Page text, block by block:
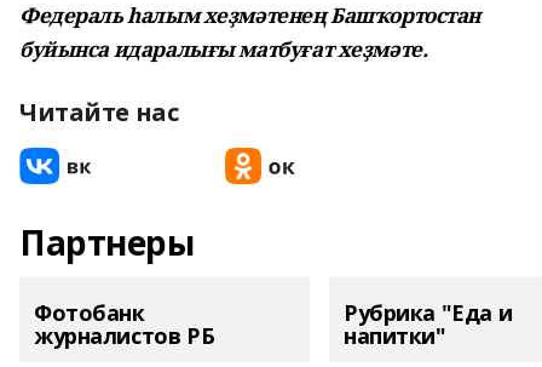
Федераль һалым хеҙмәтенең Башҡортостан
буйынса идаралығы матбуғат хеҙмәте.
Читайте нас
Партнеры
Фотобанк
журналистов РБ
Рубрика "Еда и
напитки"